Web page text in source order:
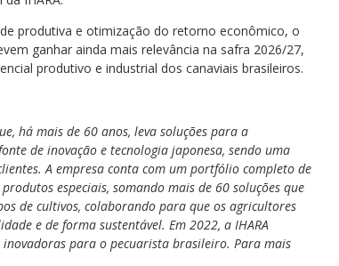
produtiva e otimização do retorno econômico, o
ganhar ainda mais relevância na safra 2026/27,
produtivo e industrial dos canaviais brasileiros.
há mais de 60 anos, leva soluções para a
de inovação e tecnologia japonesa, sendo uma
A empresa conta com um portfólio completo de
especiais, somando mais de 60 soluções que
de cultivos, colaborando para que os agricultores
e de forma sustentável. Em 2022, a IHARA
inovadoras para o pecuarista brasileiro. Para mais